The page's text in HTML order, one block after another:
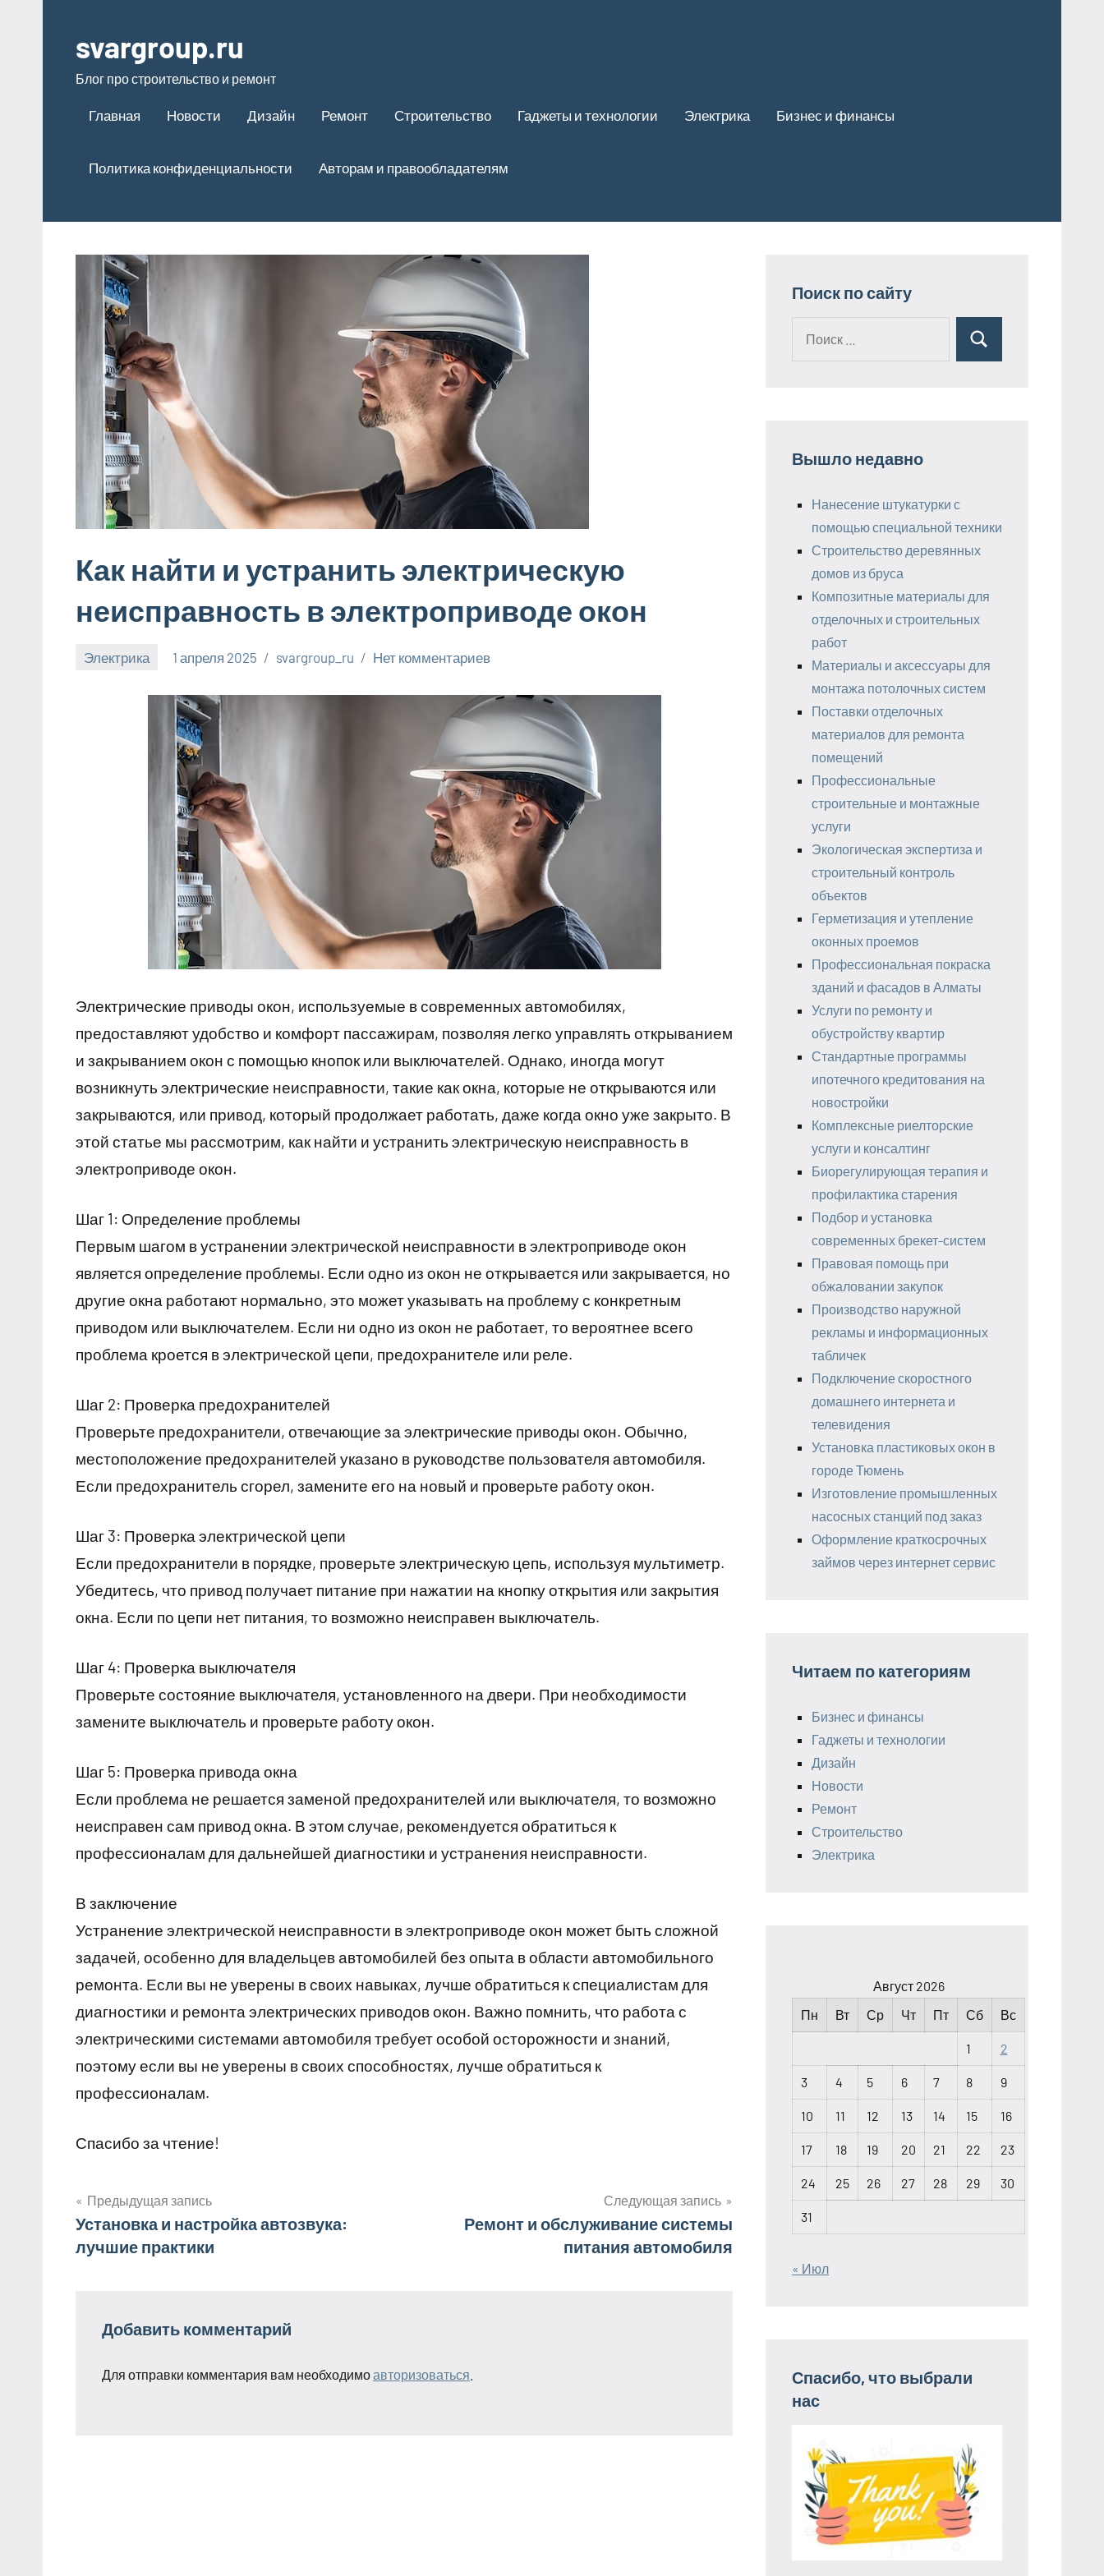
содержимому
svargroup.ru
Блог про строительство и ремонт
Главная Новости Дизайн Ремонт Строительство Гаджеты и технологии Электрика Бизнес и финансы
Политика конфиденциальности Авторам и правообладателям
Как найти и устранить электрическую
неисправность в электроприводе окон
Электрика 1 апреля 2025 svargroup_ru Нет комментариев
Электрические приводы окон, используемые в современных автомобилях,
предоставляют удобство и комфорт пассажирам, позволяя легко управлять открыванием
и закрыванием окон с помощью кнопок или выключателей. Однако, иногда могут
возникнуть электрические неисправности, такие как окна, которые не открываются или
закрываются, или привод, который продолжает работать, даже когда окно уже закрыто. В
этой статье мы рассмотрим, как найти и устранить электрическую неисправность в
электроприводе окон.
Шаг 1: Определение проблемы
Первым шагом в устранении электрической неисправности в электроприводе окон
является определение проблемы. Если одно из окон не открывается или закрывается, но
другие окна работают нормально, это может указывать на проблему с конкретным
приводом или выключателем. Если ни одно из окон не работает, то вероятнее всего
проблема кроется в электрической цепи, предохранителе или реле.
Шаг 2: Проверка предохранителей
Проверьте предохранители, отвечающие за электрические приводы окон. Обычно,
местоположение предохранителей указано в руководстве пользователя автомобиля.
Если предохранитель сгорел, замените его на новый и проверьте работу окон.
Шаг 3: Проверка электрической цепи
Если предохранители в порядке, проверьте электрическую цепь, используя мультиметр.
Убедитесь, что привод получает питание при нажатии на кнопку открытия или закрытия
окна. Если по цепи нет питания, то возможно неисправен выключатель.
Шаг 4: Проверка выключателя
Проверьте состояние выключателя, установленного на двери. При необходимости
замените выключатель и проверьте работу окон.
Шаг 5: Проверка привода окна
Если проблема не решается заменой предохранителей или выключателя, то возможно
неисправен сам привод окна. В этом случае, рекомендуется обратиться к
профессионалам для дальнейшей диагностики и устранения неисправности.
В заключение
Устранение электрической неисправности в электроприводе окон может быть сложной
задачей, особенно для владельцев автомобилей без опыта в области автомобильного
ремонта. Если вы не уверены в своих навыках, лучше обратиться к специалистам для
диагностики и ремонта электрических приводов окон. Важно помнить, что работа с
электрическими системами автомобиля требует особой осторожности и знаний,
поэтому если вы не уверены в своих способностях, лучше обратиться к
профессионалам.
Спасибо за чтение!
Навигация
по
Предыдущая запись
Установка и настройка автозвука:
лучшие практики
Следующая запись
Ремонт и обслуживание системы
питания автомобиля
Добавить комментарий
Для отправки комментария вам необходимоавторизоваться
Поиск по сайту
Поиск
Вышло недавно
Нанесение штукатурки с
помощью специальной техники
Строительство деревянных
домов из бруса
Композитные материалы для
отделочных и строительных
работ
Материалы и аксессуары для
монтажа потолочных систем
Поставки отделочных
материалов для ремонта
помещений
Профессиональные
строительные и монтажные
услуги
Экологическая экспертиза и
строительный контроль
объектов
Герметизация и утепление
оконных проемов
Профессиональная покраска
зданий и фасадов в Алматы
Услуги по ремонту и
обустройству квартир
Стандартные программы
ипотечного кредитования на
новостройки
Комплексные риелторские
услуги и консалтинг
Биорегулирующая терапия и
профилактика старения
Подбор и установка
современных брекет-систем
Правовая помощь при
обжаловании закупок
Производство наружной
рекламы и информационных
табличек
Подключение скоростного
домашнего интернета и
телевидения
Установка пластиковых окон в
городе Тюмень
Изготовление промышленных
насосных станций под заказ
Оформление краткосрочных
займов через интернет сервис
Читаем по категориям
Бизнес и финансы
Гаджеты и технологии
Дизайн
Новости
Ремонт
Строительство
Электрика
Август 2026
Пн
Вт Ср Чт Пт Сб Вс
1 2
3 4 5 6 7 8 9
10 11 12 13 14 15 16
17 18 19 20 21 22 23
24 25 26 27 28 29 30
31
« Июл
Спасибо, что выбрали
нас